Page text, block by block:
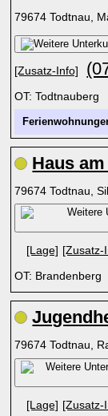
79674 Todtnau,
[Zusatz-Info]
OT: Todtnauberg
Haus
79674 Todtnau,
[Lage] [Zusatz-
OT: Brandenberg
79674 Todtnau,
[Lage] [Zusatz-